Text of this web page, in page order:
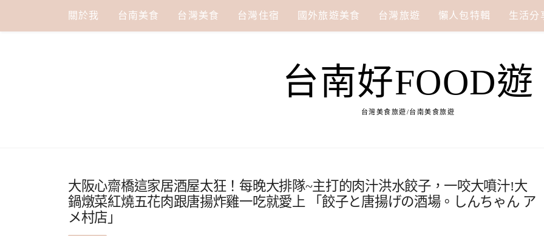
關於我 台南美食 台灣美食 台灣住宿 國外旅遊美食 台灣旅遊 懶人包特輯 生活分
台南好FOOD遊
台灣美食旅遊/台南美食旅遊
大阪心齋橋這家居酒屋太狂！每晚大排隊~主打的肉汁洪水餃子，一咬大噴汁!大
鍋燉菜紅燒五花肉跟唐揚炸雞一吃就愛上 「餃子と唐揚げの酒場。しんちゃん ア
メ村店」